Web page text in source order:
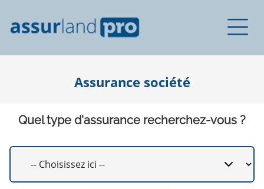
Assurance société
Quel type d'assurance recherchez-vous ?